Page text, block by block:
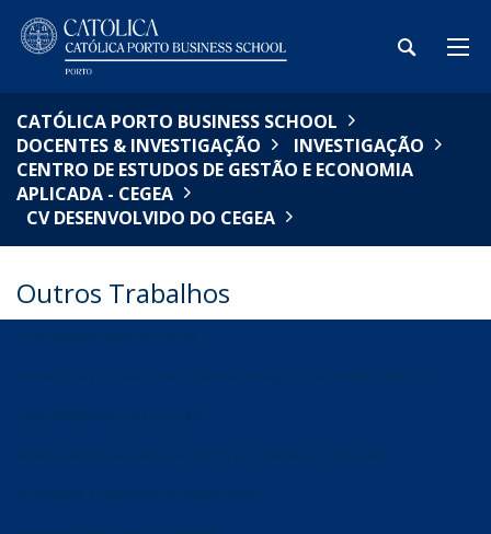
CATÓLICA PORTO BUSINESS SCHOOL
DOCENTES & INVESTIGAÇÃO
INVESTIGAÇÃO
CENTRO DE ESTUDOS DE GESTÃO E ECONOMIA
APLICADA - CEGEA
CV DESENVOLVIDO DO CEGEA
Outros Trabalhos